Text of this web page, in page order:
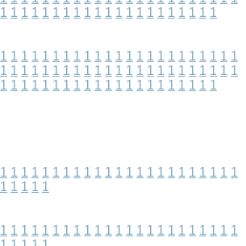
1 1 1 1 1 1 1 1 1 1 1 1 1 1 1 1 1 1 1 1 1
1 1 1 1 1 1 1 1 1 1 1 1 1 1 1 1 1 1 1 1 1 1 1
1 1 1 1 1 1 1 1 1 1 1 1 1 1 1 1 1 1 1 1 1 1 1
1 1 1 1 1 1 1 1 1 1 1 1 1 1 1 1 1 1 1 1 1
1 1 1 1 1 1 1 1 1 1 1 1 1 1 1 1 1 1 1 1 1 1 1
1 1 1 1 1
1 1 1 1 1 1 1 1 1 1 1 1 1 1 1 1 1 1 1 1 1 1 1